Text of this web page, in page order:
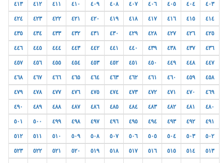
٤٠٣ ٤٠٤ ٤٠٥ ٤٠٦ ٤٠٧ ٤٠٨ ٤٠٩ ٤١٠ ٤١١ ٤١٢ ٤١٣
٤١٤ ٤١٥ ٤١٦ ٤١٧ ٤١٨ ٤١٩ ٤٢٠ ٤٢١ ٤٢٢ ٤٢٣ ٤٢٤
٤٢٥ ٤٢٦ ٤٢٧ ٤٢٨ ٤٢٩ ٤٣٠ ٤٣١ ٤٣٢ ٤٣٣ ٤٣٤ ٤٣٥
٤٣٦ ٤٣٧ ٤٣٨ ٤٣٩ ٤٤٠ ٤٤١ ٤٤٢ ٤٤٣ ٤٤٤ ٤٤٥ ٤٤٦
٤٤٧ ٤٤٨ ٤٤٩ ٤٥٠ ٤٥١ ٤٥٢ ٤٥٣ ٤٥٤ ٤٥٥ ٤٥٦ ٤٥٧
٤٥٨ ٤٥٩ ٤٦٠ ٤٦١ ٤٦٢ ٤٦٣ ٤٦٤ ٤٦٥ ٤٦٦ ٤٦٧ ٤٦٨
٤٦٩ ٤٧٠ ٤٧١ ٤٧٢ ٤٧٣ ٤٧٤ ٤٧٥ ٤٧٦ ٤٧٧ ٤٧٨ ٤٧٩
٤٨٠ ٤٨١ ٤٨٢ ٤٨٣ ٤٨٤ ٤٨٥ ٤٨٦ ٤٨٧ ٤٨٨ ٤٨٩ ٤٩٠
٤٩١ ٤٩٢ ٤٩٣ ٤٩٤ ٤٩٥ ٤٩٦ ٤٩٧ ٤٩٨ ٤٩٩ ٥٠٠ ٥٠١
٥٠٢ ٥٠٣ ٥٠٤ ٥٠٥ ٥٠٦ ٥٠٧ ٥٠٨ ٥٠٩ ٥١٠ ٥١١ ٥١٢
٥١٣ ٥١٤ ٥١٥ ٥١٦ ٥١٧ ٥١٨ ٥١٩ ٥٢٠ ٥٢١ ٥٢٢ ٥٢٣